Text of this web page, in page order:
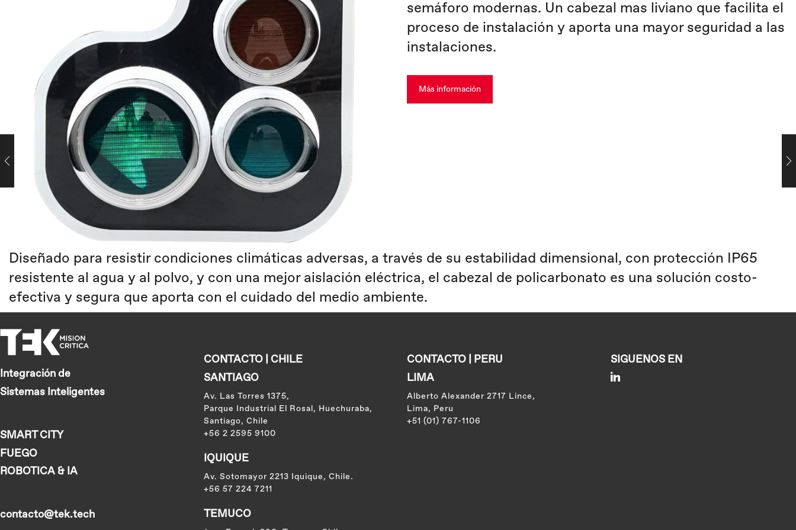
semáforo modernas. Un cabezal mas liviano que facilita el
proceso de instalación y aporta una mayor seguridad a las
instalaciones.
Más información
Diseñado para resistir condiciones climáticas adversas, a través de su estabilidad dimensional, con protección IP65
resistente al agua y al polvo, y con una mejor aislación eléctrica, el cabezal de policarbonato es una solución costo-
efectiva y segura que aporta con el cuidado del medio ambiente.
Integración de
Sistemas Inteligentes
SMART CITY
FUEGO
ROBOTICA & IA
contacto@tek.tech
CONTACTO | CHILE
SANTIAGO
Av. Las Torres 1375,
Parque Industrial El Rosal, Huechuraba,
Santiago, Chile
+56 2 2595 9100
IQUIQUE
Av. Sotomayor 2213 Iquique, Chile.
+56 57 224 7211
TEMUCO
CONTACTO | PERU
LIMA
Alberto Alexander 2717 Lince,
Lima, Peru
+51 (01) 767-1106
SIGUENOS EN
Linkedin